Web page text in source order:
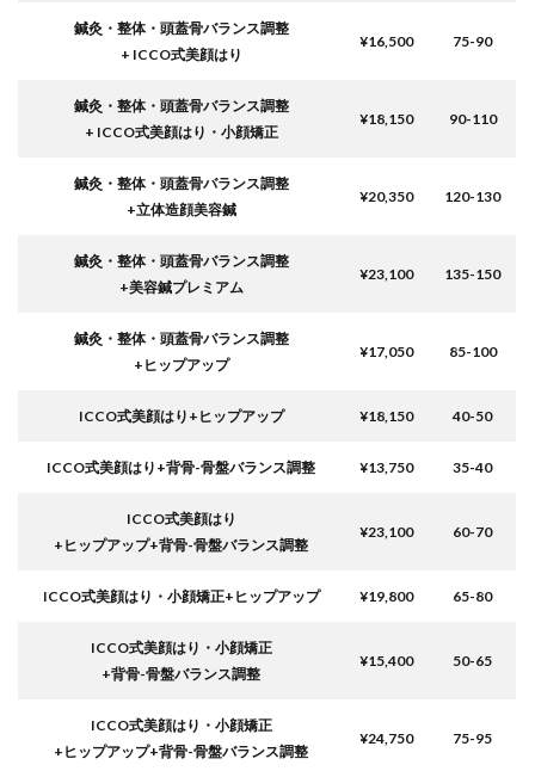
鍼灸・整体・頭蓋骨バランス調整
+ ICCO式美顔はり
¥16,500 75-90
鍼灸・整体・頭蓋骨バランス調整
+ ICCO式美顔はり・小顔矯正
¥18,150 90-110
鍼灸・整体・頭蓋骨バランス調整
+立体造顔美容鍼
¥20,350 120-130
鍼灸・整体・頭蓋骨バランス調整
+美容鍼プレミアム
¥23,100 135-150
鍼灸・整体・頭蓋骨バランス調整
+ヒップアップ
¥17,050 85-100
ICCO式美顔はり+ヒップアップ ¥18,150 40-50
ICCO式美顔はり+背骨-骨盤バランス調整 ¥13,750 35-40
ICCO式美顔はり
+ヒップアップ+背骨-骨盤バランス調整
¥23,100 60-70
ICCO式美顔はり・小顔矯正+ヒップアップ ¥19,800 65-80
ICCO式美顔はり・小顔矯正
+背骨-骨盤バランス調整
¥15,400 50-65
ICCO式美顔はり・小顔矯正
+ヒップアップ+背骨-骨盤バランス調整
¥24,750 75-95